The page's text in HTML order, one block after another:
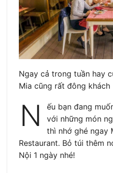
Ngay cả trong tuần hay
Mia cũng rất đông khách
N
ếu bạn đang
với những món
thì nhớ ghé ngay
Restaurant. Bỏ túi thêm
Nội 1 ngày nhé!